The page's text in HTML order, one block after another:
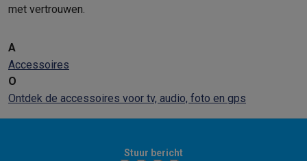
met vertrouwen.
A
Accessoires
O
Ontdek de accessoires voor tv, audio, foto en gps
Stuur bericht